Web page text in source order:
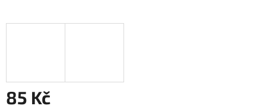
85 Kč